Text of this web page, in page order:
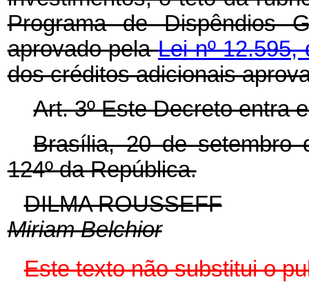
Programa de Dispêndios
aprovado pelaLei nº
dos créditos adicionais
Art. 3º Este Decreto entra
Brasília, 20 de setembro
124ºda República.
DILMA ROUSSEFF
Miriam Belchior
Este texto não substitui o